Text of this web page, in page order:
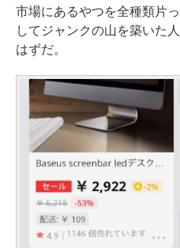
市場にあるやつを全種類片
してジャンクの山を築いた
はずだ。